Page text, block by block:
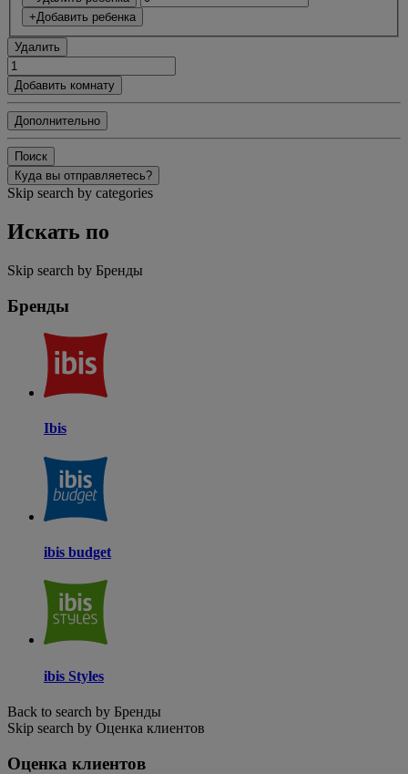
+Добавить ребенка
Удалить
Добавить комнату
Дополнительно
Поиск
Куда вы отправляетесь?
Skip search by categories
Искать по
Skip search by Бренды
Бренды
Ibis
ibis budget
ibis Styles
Back to search by Бренды
Skip search by Оценка клиентов
Оценка клиентов